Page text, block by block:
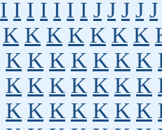
I I I I I I I J J J J J
K K K K K K K
K K K K K K K
K K K K K K K
K K K K K K K